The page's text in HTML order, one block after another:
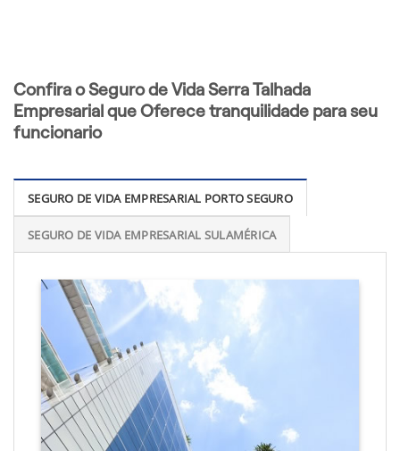
Confira o Seguro de Vida Serra Talhada
Empresarial que Oferece tranquilidade para seu
funcionario
SEGURO DE VIDA EMPRESARIAL PORTO SEGURO
SEGURO DE VIDA EMPRESARIAL SULAMÉRICA